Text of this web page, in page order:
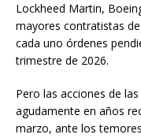
Lockheed Martin,
mayores contratistas
cada uno órdenes
trimestre de 2026.
Pero las acciones de
agudamente en años
marzo, ante los